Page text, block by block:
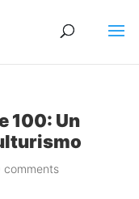
100: Un
comments